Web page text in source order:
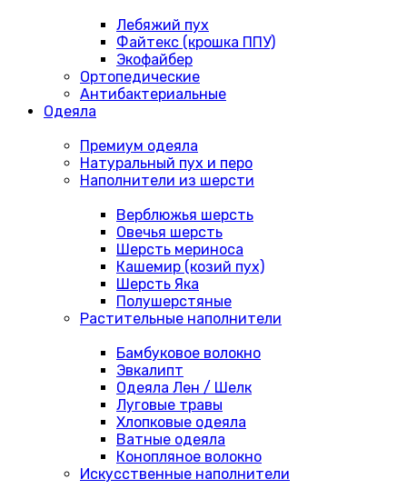
Лебяжий пух
Файтекс (крошка ППУ)
Экофайбер
Ортопедические
Антибактериальные
Одеяла
Премиум одеяла
Натуральный пух и перо
Наполнители из шерсти
Верблюжья шерсть
Овечья шерсть
Шерсть мериноса
Кашемир (козий пух)
Шерсть Яка
Полушерстяные
Растительные наполнители
Бамбуковое волокно
Эвкалипт
Одеяла Лен / Шелк
Луговые травы
Хлопковые одеяла
Ватные одеяла
Конопляное волокно
Искусственные наполнители